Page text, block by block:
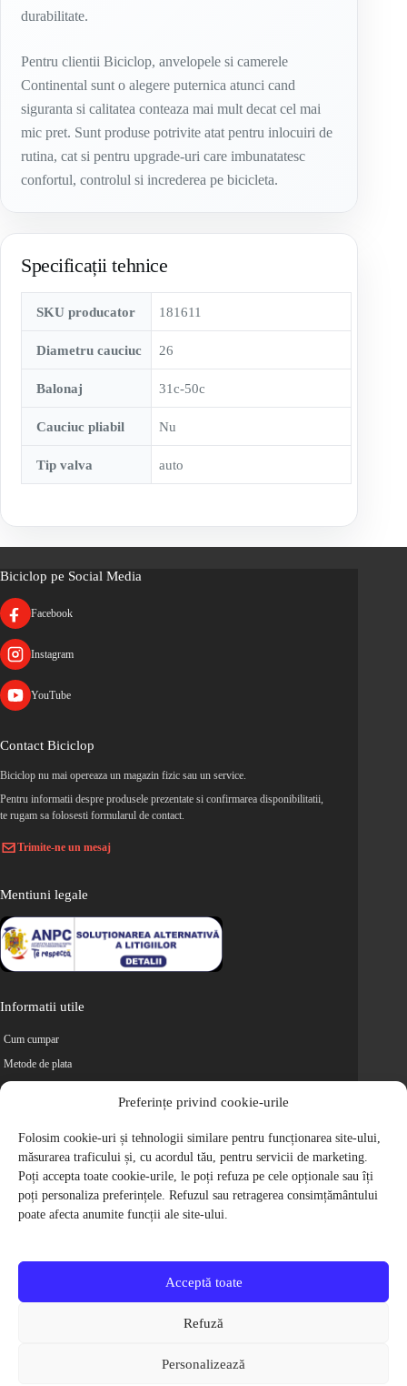
Preferințe privind cookie-urile
Folosim cookie-uri și tehnologii similare pentru funcționarea site-ului,
măsurarea traficului și, cu acordul tău, pentru servicii de marketing.
Poți accepta toate cookie-urile, le poți refuza pe cele opționale sau îți
poți personaliza preferințele. Refuzul sau retragerea consimțământului
poate afecta anumite funcții ale site-ului.
Acceptă toate
Refuză
Personalizează
durabilitate.
Pentru clientii Biciclop, anvelopele si camerele
Continental sunt o alegere puternica atunci cand
siguranta si calitatea conteaza mai mult decat cel mai
mic pret. Sunt produse potrivite atat pentru inlocuiri de
rutina, cat si pentru upgrade-uri care imbunatatesc
confortul, controlul si increderea pe bicicleta.
Specificații tehnice
SKU producator 181611
Diametru cauciuc 26
Balonaj 31c-50c
Cauciuc pliabil Nu
Tip valva auto
Biciclop pe Social Media
Facebook
Instagram
YouTube
Contact Biciclop
Biciclop nu mai opereaza un magazin fizic sau un service.
Pentru informatii despre produsele prezentate si confirmarea disponibilitatii,
te rugam sa folosesti formularul de contact.
Trimite-ne un mesaj
Mentiuni legale
Informatii utile
Cum cumpar
Metode de plata
Retur
Cariere
Politica de Confidentialitate
Politica de cookie-uri